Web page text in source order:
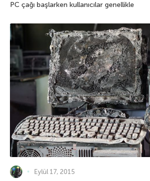
PC çağı başlarken kullanıcılar genellikle
Eylül 17, 2015